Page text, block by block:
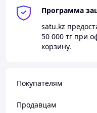
Программа
satu.kz
50 000 тг при
корзину.
Покупателям
Продавцам